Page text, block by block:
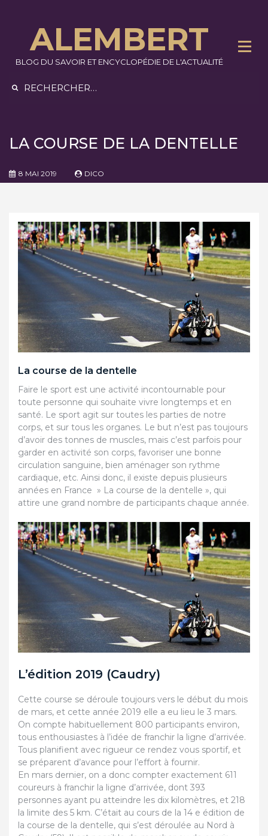
ALEMBERT
BLOG DU SAVOIR ET ENCYCLOPÉDIE DE L'ACTUALITÉ
LA COURSE DE LA DENTELLE
8 MAI 2019 DICO
La course de la dentelle
Faire le sport est une activité incontournable pour
toute personne qui souhaite vivre longtemps et en
santé. Le sport agit sur toutes les parties de notre
corps, et sur tous les organes. Le but n’est pas toujours
d’avoir des tonnes de muscles, mais c’est parfois pour
garder en activité son corps, favoriser une bonne
circulation sanguine, bien aménager son rythme
cardiaque, etc. Ainsi donc, il existe depuis plusieurs
années en France » La course de la dentelle », qui
attire une grand nombre de participants chaque année.
L’édition 2019 (Caudry)
Cette course se déroule toujours vers le début du mois
de mars, et cette année 2019 elle a eu lieu le 3 mars.
On compte habituellement 800 participants environ,
tous enthousiastes à l’idée de franchir la ligne d’arrivée.
Tous planifient avec rigueur ce rendez vous sportif, et
se préparent d’avance pour l’effort à fournir.
En mars dernier, on a donc compter exactement 611
coureurs à franchir la ligne d’arrivée, dont 393
personnes ayant pu atteindre les dix kilomètres, et 218
la limite des 5 km. C’était au cours de la 14 e édition de
la course de la dentelle, qui s’est déroulée au Nord à